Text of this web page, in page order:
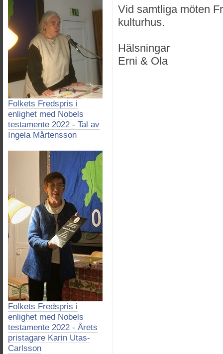
Folkets Fredspris i
enlighet med Nobels
testamente 2022 - Tal av
Ingela Mårtensson
Folkets Fredspris i
enlighet med Nobels
testamente 2022 - Årets
pristagare Karin Utas-
Carlsson
Vid samtliga möten
kulturhus.
Hälsningar
Erni & Ola